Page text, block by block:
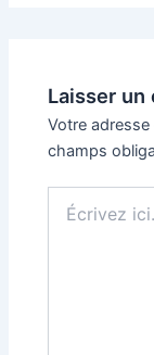
Laisser un
Votre
champs
ici…